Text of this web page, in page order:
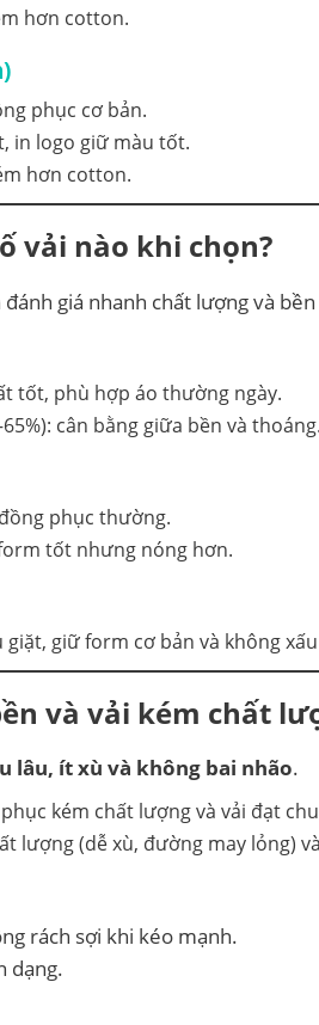
hơn cotton.
phục cơ bản.
in logo giữ màu tốt.
hơn cotton.
vải nào khi chọn?
đánh giá nhanh chất lượng và
tốt, phù hợp áo thường ngày.
cân bằng giữa bền và
phục thường.
tốt nhưng nóng hơn.
giữ form cơ bản và không
và vải kém chất
lâu, ít xù và không bai nhão.
lượng (dễ xù, đường may lỏng)
rách sợi khi kéo mạnh.
dạng.